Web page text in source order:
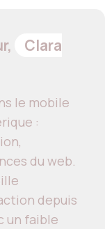
Clara
le mobile
:
du web.
depuis
un faible